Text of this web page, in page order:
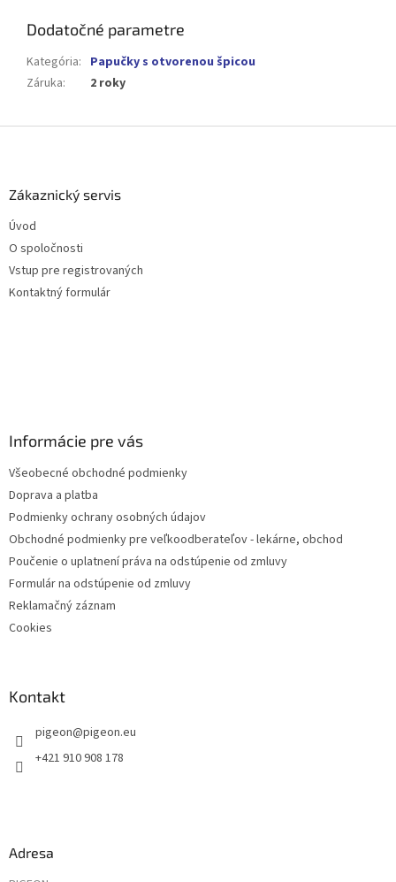
Dodatočné parametre
Kategória: Papučky s otvorenou špicou
Záruka: 2 roky
Zákaznický servis
Úvod
O spoločnosti
Vstup pre registrovaných
Kontaktný formulár
Informácie pre vás
Všeobecné obchodné podmienky
Doprava a platba
Podmienky ochrany osobných údajov
Obchodné podmienky pre veľkoodberateľov - lekárne, obchod
Poučenie o uplatnení práva na odstúpenie od zmluvy
Formulár na odstúpenie od zmluvy
Reklamačný záznam
Cookies
Kontakt
pigeon@pigeon.eu
+421 910 908 178
Adresa